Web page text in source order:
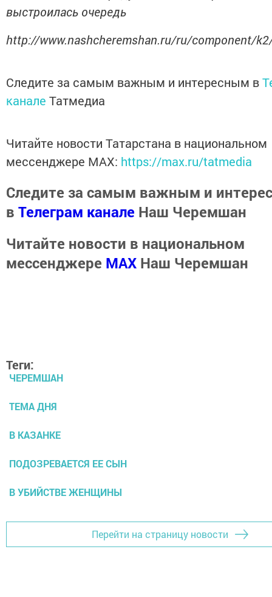
выстроилась очередь
http://www.nashcheremshan.ru/ru/component/
Следите за самым важным и интересным в
канале Татмедиа
Читайте новости Татарстана в национальном
мессенджере MАХ: https://max.ru/tatmedia
Следите за самым важным и
в Телеграм канале Наш Черемшан
Читайте новости в национальном
мессенджере MАХ Наш Черемшан
Теги:
ЧЕРЕМШАН
ТЕМА ДНЯ
В КАЗАНКЕ
ПОДОЗРЕВАЕТСЯ ЕЕ СЫН
В УБИЙСТВЕ ЖЕНЩИНЫ
Перейти на страницу новости